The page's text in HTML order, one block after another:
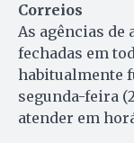
Correios
As agências de
fechadas em
habitualmente
segunda-feira
atender em